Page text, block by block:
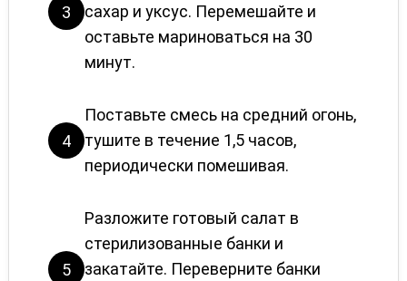
3
сахар и уксус. Перемешайте и
оставьте мариноваться на 30
минут.
4
Поставьте смесь на средний огонь,
тушите в течение 1,5 часов,
периодически помешивая.
5
Разложите готовый салат в
стерилизованные банки и
закатайте. Переверните банки